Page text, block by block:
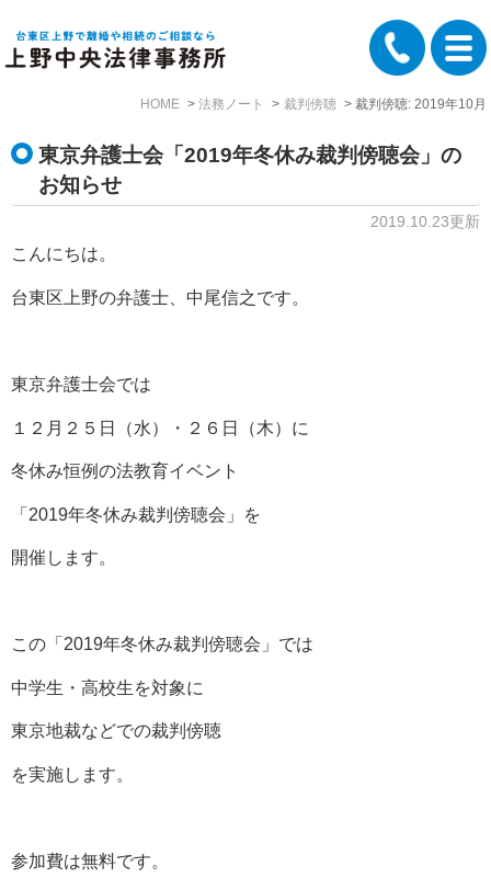
HOME 法務ノート 裁判傍聴 裁判傍聴: 2019年10月
東京弁護士会「2019年冬休み裁判傍聴会」の
お知らせ
2019.10.23更新
こんにちは。
台東区上野の弁護士、中尾信之です。
東京弁護士会では
１２月２５日（水）・２６日（木）に
冬休み恒例の法教育イベント
「2019年冬休み裁判傍聴会」を
開催します。
この「2019年冬休み裁判傍聴会」では
中学生・高校生を対象に
東京地裁などでの裁判傍聴
を実施します。
参加費は無料です。